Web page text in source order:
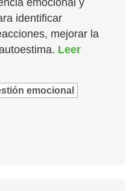
identificar
mejorar la
Leer
emocional